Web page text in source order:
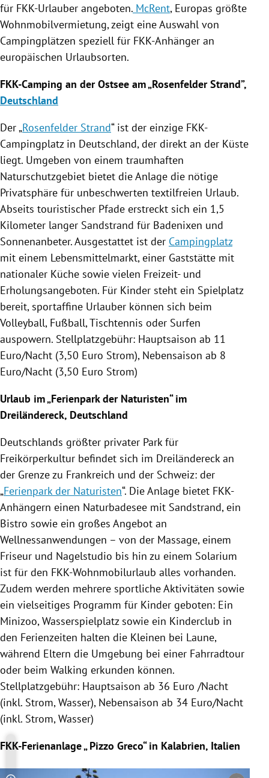
für FKK-Urlauber angeboten. McRent, Europas größte
Wohnmobilvermietung, zeigt eine Auswahl von
Campingplätzen speziell für FKK-Anhänger an
europäischen Urlaubsorten.
FKK-Camping an derOstsee am „Rosenfelder Strand”,
Deutschland
Der „Rosenfelder Strand“ ist der einzige FKK-
Campingplatz in Deutschland, der direkt an der Küste
liegt. Umgeben von einem traumhaften
Naturschutzgebiet bietet die Anlage die nötige
Privatsphäre für unbeschwerten textilfreien Urlaub.
Abseits touristischer Pfade erstreckt sich ein 1,5
Kilometer langer Sandstrand für Badenixen und
Sonnenanbeter. Ausgestattet ist der Campingplatz
mit einem Lebensmittelmarkt, einer Gaststätte mit
nationaler Küche sowie vielen Freizeit- und
Erholungsangeboten. Für Kinder steht ein Spielplatz
bereit, sportaffine Urlauber können sich beim
Volleyball, Fußball,Tischtennis oder Surfen
auspowern. Stellplatzgebühr: Hauptsaison ab 11
Euro/Nacht (3,50 Euro Strom), Nebensaison ab 8
Euro/Nacht (3,50 Euro Strom)
Urlaub im „Ferienpark der Naturisten“ im
Dreiländereck, Deutschland
Deutschlands größter privater Park für
Freikörperkultur befindet sich im Dreiländereck an
der Grenze zu Frankreich und der Schweiz: der
„Ferienpark der Naturisten“. Die Anlage bietet FKK-
Anhängern einen Naturbadesee mit Sandstrand, ein
Bistro sowie ein großes Angebot an
Wellnessanwendungen – von der Massage, einem
Friseur und Nagelstudio bis hin zu einem Solarium
ist für den FKK-Wohnmobilurlaub alles vorhanden.
Zudem werden mehrere sportliche Aktivitäten sowie
ein vielseitiges Programm für Kinder geboten: Ein
Minizoo, Wasserspielplatz sowie ein Kinderclub in
den Ferienzeiten halten die Kleinen bei Laune,
während Eltern die Umgebung bei einer Fahrradtour
oder beim Walking erkunden können.
Stellplatzgebühr: Hauptsaison ab 36 Euro /Nacht
(inkl. Strom, Wasser), Nebensaison ab 34 Euro/Nacht
(inkl. Strom, Wasser)
FKK-Ferienanlage „Pizzo Greco“ in Kalabrien, Italien